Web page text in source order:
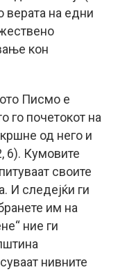
верата на едни
кон
Писмо е
го почетокот на
од него и
6). Кумовите
своите
И следејќи ги
им на
ние ги
нивните